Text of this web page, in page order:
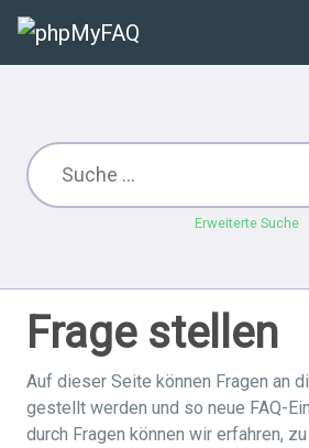
Erweiterte Suche
Frage stellen
Auf dieser Seite können Fragen an
gestellt werden und so neue FAQ-
durch Fragen können wir erfahren,